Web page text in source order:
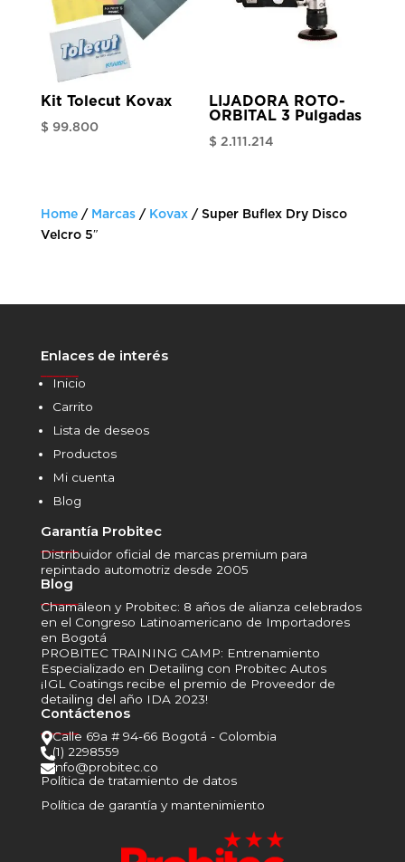
Kit Tolecut Kovax
$ 99.800
LIJADORA ROTO-
ORBITAL 3 Pulgadas
$ 2.111.214
Home/ Marcas/ Kovax/ Super Buflex Dry Disco
Velcro 5″
Enlaces de interés
Inicio
Carrito
Lista de deseos
Productos
Mi cuenta
Blog
Garantía Probitec
______
Distribuidor oficial de marcas premium para
repintado automotriz desde 2005
Blog
______
Chamäleon y Probitec: 8 años de alianza celebrados
en el Congreso Latinoamericano de Importadores
en Bogotá
PROBITEC TRAINING CAMP: Entrenamiento
Especializado en Detailing con Probitec Autos
¡IGL Coatings recibe el premio de Proveedor de
detailing del año IDA 2023!
Contáctenos
______
Calle 69a # 94-66 Bogotá - Colombia
(1) 2298559
info@probitec.co
Política de tratamiento de datos
Política de garantía y mantenimiento